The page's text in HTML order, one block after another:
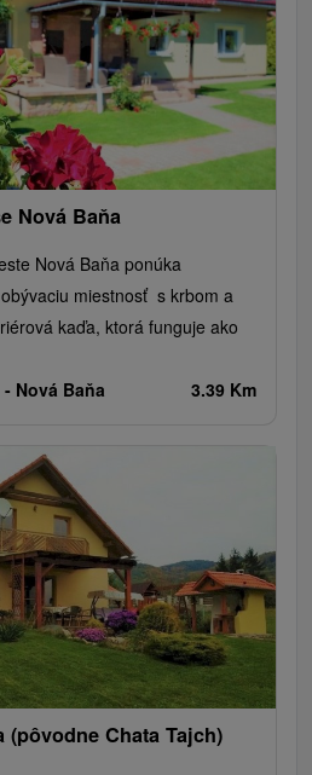
Nová Baňa
Nová Baňa ponúka
miestnosť s krbom a
kaďa, ktorá funguje ako
Nová Baňa 3.39 Km
(pôvodne Chata Tajch)